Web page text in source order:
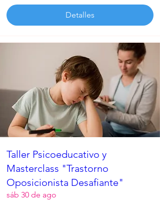
Detalles
Taller Psicoeducativo y
Masterclass "Trastorno
Oposicionista Desafiante"
sáb 30 de ago